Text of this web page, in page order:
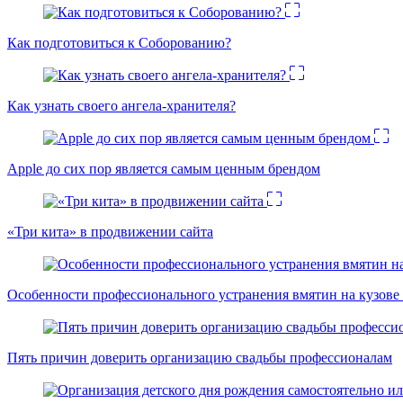
Как подготовиться к Соборованию?
Как узнать своего ангела-хранителя?
Apple до сих пор является самым ценным брендом
«Три кита» в продвижении сайта
Особенности профессионального устранения вмятин на кузове
Пять причин доверить организацию свадьбы профессионалам